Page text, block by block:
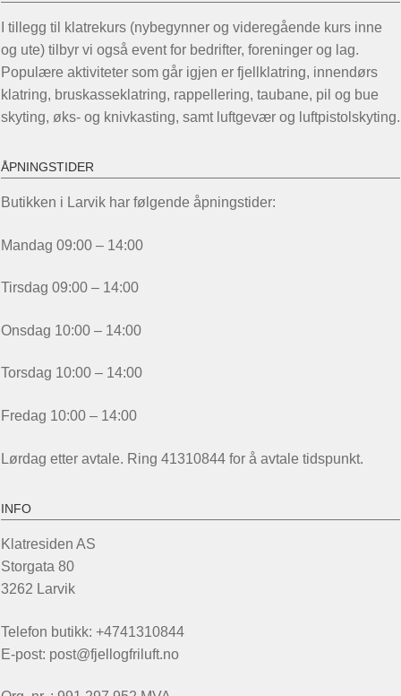
I tillegg til klatrekurs (nybegynner og videregående kurs inne
og ute) tilbyr vi også event for bedrifter, foreninger og lag.
Populære aktiviteter som går igjen er fjellklatring, innendørs
klatring, bruskasseklatring, rappellering, taubane, pil og bue
skyting, øks- og knivkasting, samt luftgevær og luftpistolskyting.
ÅPNINGSTIDER
Butikken i Larvik har følgende åpningstider:
Mandag 09:00 – 14:00
Tirsdag 09:00 – 14:00
Onsdag 10:00 – 14:00
Torsdag 10:00 – 14:00
Fredag 10:00 – 14:00
Lørdag etter avtale. Ring 41310844 for å avtale tidspunkt.
INFO
Klatresiden AS
Storgata 80
3262 Larvik
Telefon butikk: +4741310844
E-post: post@fjellogfriluft.no